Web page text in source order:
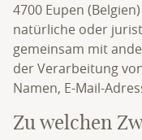
4700 Eupen
natürliche oder
gemeinsam mit
der Verarbeitung
Namen, E-Mail-
Zu welchen